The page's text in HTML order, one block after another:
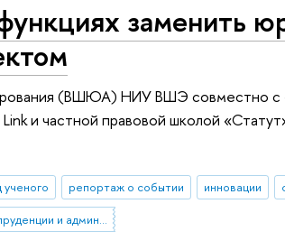
заменить
(ВШЮА) НИУ ВШЭ совместно с
и частной правовой школой
ученого репортаж о событии инновации
Высшая школа юриспруденции и администрирования